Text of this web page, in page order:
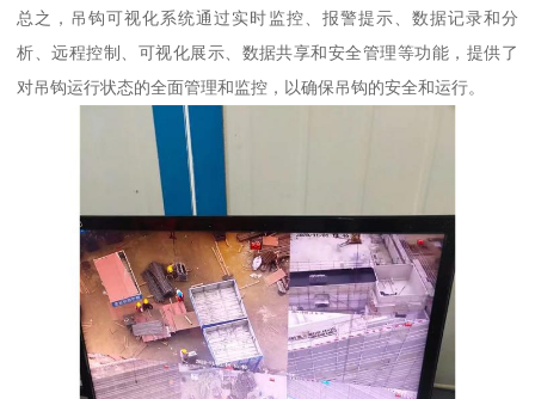
总之，吊钩可视化系统通过实时监控、报警提示、数据记录和分
析、远程控制、可视化展示、数据共享和安全管理等功能，提供了
对吊钩运行状态的全面管理和监控，以确保吊钩的安全和运行。